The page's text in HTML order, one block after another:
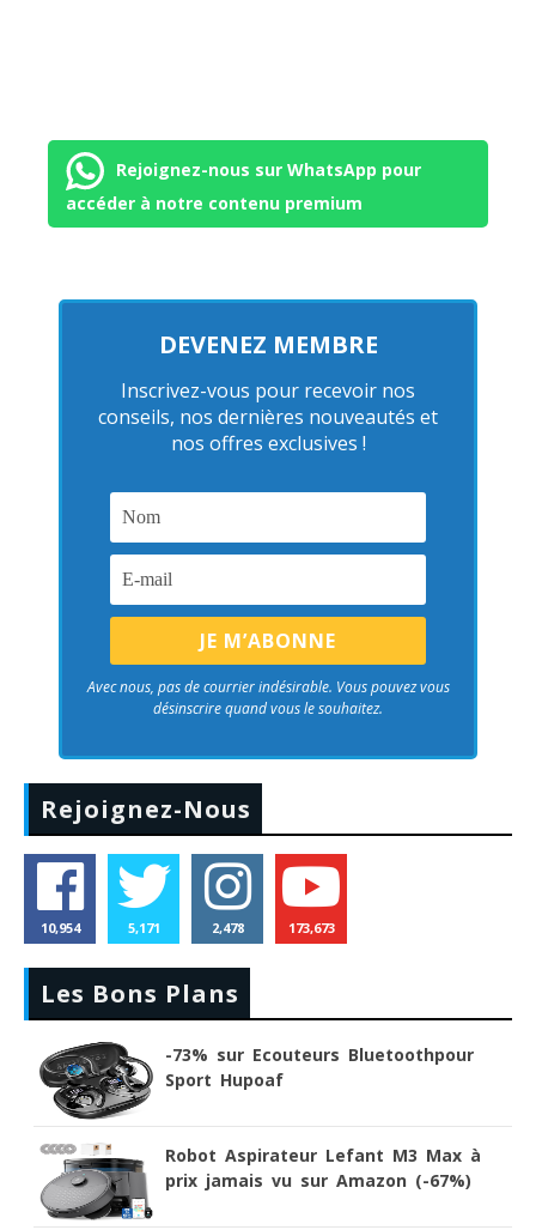
Rejoignez-nous sur WhatsApp pour
accéder à notre contenu premium
DEVENEZ MEMBRE
Inscrivez-vous pour recevoir nos
conseils, nos dernières nouveautés et
nos offres exclusives !
Avec nous, pas de courrier indésirable. Vous pouvez vous
désinscrire quand vous le souhaitez.
Rejoignez-Nous
10,954 5,171 2,478 173,673
Les Bons Plans
-73% sur Ecouteurs Bluetoothpour
Sport Hupoaf
Robot Aspirateur Lefant M3 Max à
prix jamais vu sur Amazon (-67%)